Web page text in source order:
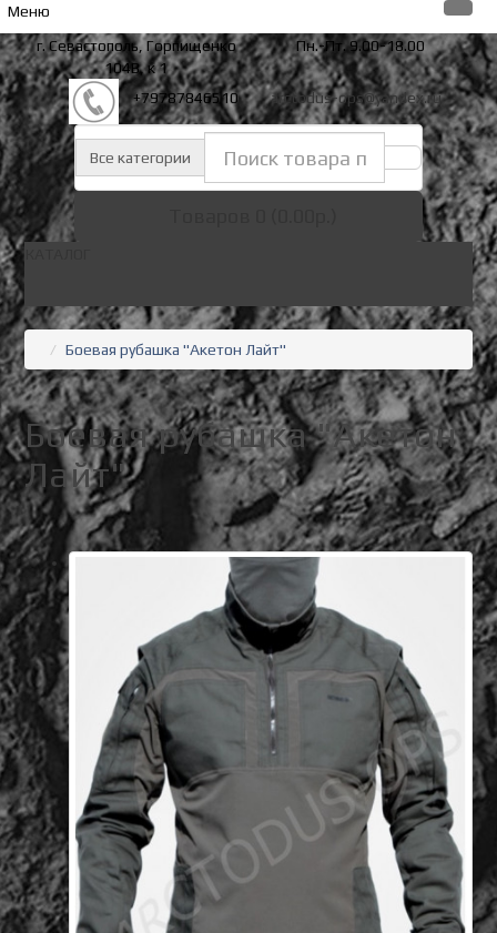
Меню
г. Севастополь, Горпищенко
104В, к 1
Пн.-Пт. 9.00-18.00
+79787846510 arctodus-ops@yandex.ru
Все категории
Боевая рубашка "Акетон Лайт"
Боевая рубашка "Акетон
Лайт"